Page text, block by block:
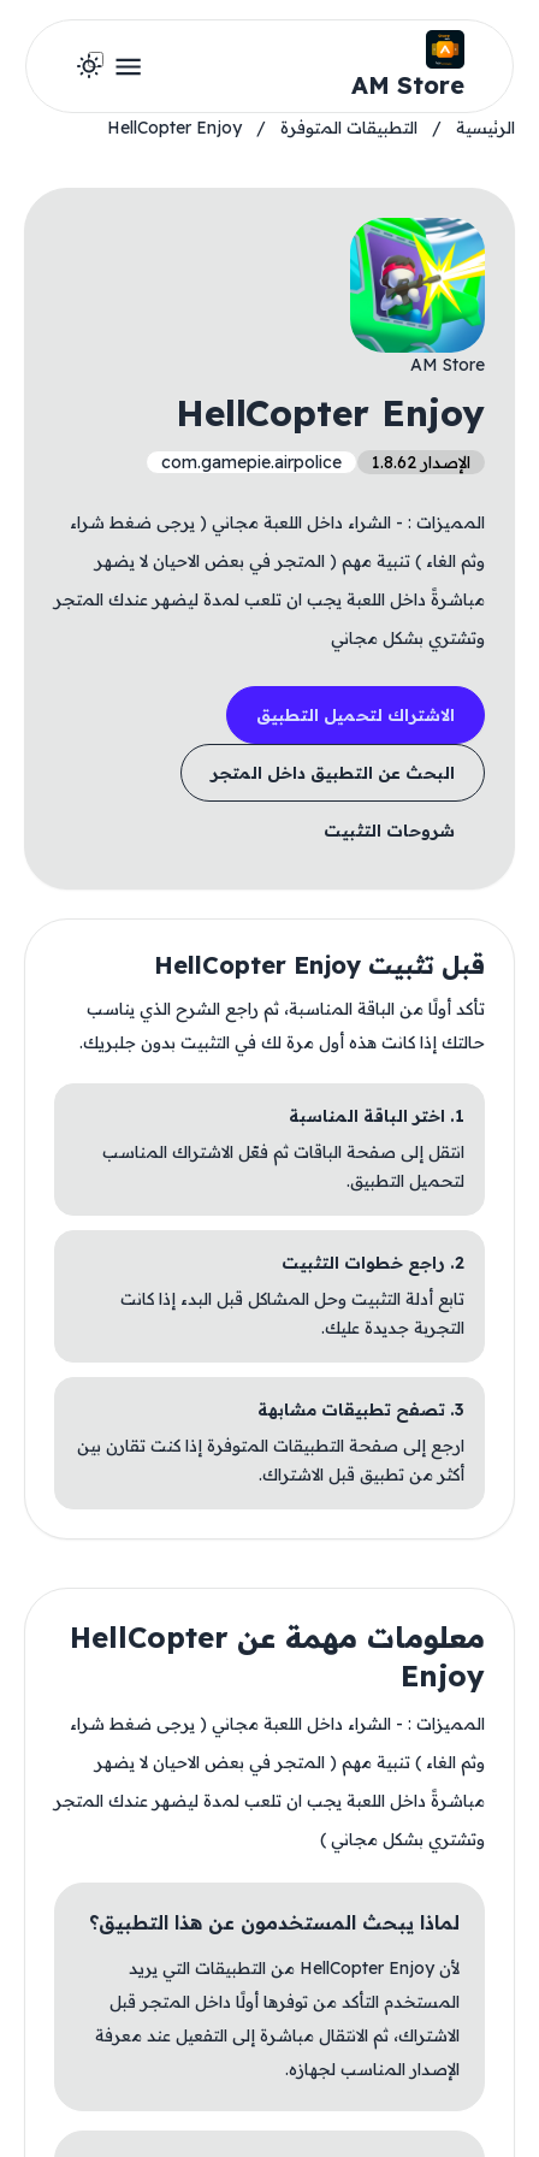
AM Store
الرئيسية / التطبيقات المتوفرة /
HellCopter Enjoy
AM Store
HellCopter Enjoy
الإصدار 1.8.62 com.gamepie.airpolice
المميزات : - الشراء داخل اللعبة مجاني ( يرجى ضغط شراء
وثم الغاء ) تنبية مهم ( المتجر في بعض الاحيان لا يضهر
مباشرةً داخل اللعبة يجب ان تلعب لمدة ليضهر عندك المتجر
وتشتري بشكل مجاني
الاشتراك لتحميل التطبيق
البحث عن التطبيق داخل المتجر
شروحات التثبيت
قبل تثبيت HellCopter Enjoy
تأكد أولًا من الباقة المناسبة، ثم راجع الشرح الذي يناسب
حالتك إذا كانت هذه أول مرة لك في التثبيت بدون جلبريك.
1. اختر الباقة المناسبة
انتقل إلى صفحة الباقات ثم فعّل الاشتراك المناسب
لتحميل التطبيق.
2. راجع خطوات التثبيت
تابع أدلة التثبيت وحل المشاكل قبل البدء إذا كانت
التجربة جديدة عليك.
3. تصفح تطبيقات مشابهة
ارجع إلى صفحة التطبيقات المتوفرة إذا كنت تقارن بين
أكثر من تطبيق قبل الاشتراك.
معلومات مهمة عن HellCopter
Enjoy
المميزات : - الشراء داخل اللعبة مجاني ( يرجى ضغط شراء
وثم الغاء ) تنبية مهم ( المتجر في بعض الاحيان لا يضهر
مباشرةً داخل اللعبة يجب ان تلعب لمدة ليضهر عندك المتجر
وتشتري بشكل مجاني )
لماذا يبحث المستخدمون عن هذا التطبيق؟
لأن HellCopter Enjoy من التطبيقات التي يريد
المستخدم التأكد من توفرها أولًا داخل المتجر قبل
الاشتراك، ثم الانتقال مباشرة إلى التفعيل عند معرفة
الإصدار المناسب لجهازه.